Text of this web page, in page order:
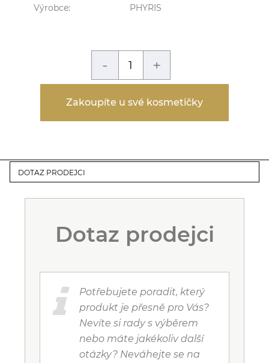
Výrobce:
PHYRIS
- +
Zakoupíte u své kosmetičky
DOTAZ PRODEJCI
Dotaz prodejci
Potřebujete poradit, který
produkt je přesně pro Vás?
Nevíte si rady s výběrem
nebo máte jakékoliv další
otázky? Neváhejte se na